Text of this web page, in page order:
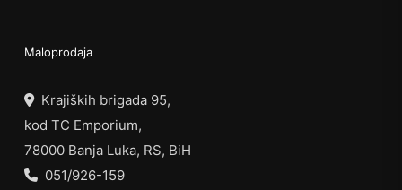
Maloprodaja
Krajiških brigada 95,
kod TC Emporium,
78000 Banja Luka, RS, BiH
051/926-159